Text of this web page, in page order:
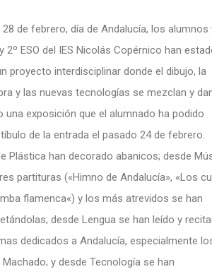
de febrero, día de Andalucía, los alumnos
2º ESO del IES Nicolás Copérnico han
proyecto interdisciplinar donde el dibujo, la
y las nuevas tecnologías se mezclan y
una exposición que el alumnado ha podido
de la entrada el pasado 24 de febrero.
Plástica han decorado abanicos; desde
partituras («Himno de Andalucía», «Los
flamenca«) y los más atrevidos se han
desde Lengua se han leído y
dedicados a Andalucía, especialmente
y desde Tecnología se han